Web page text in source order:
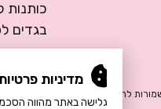
כותנות
בגדים
להרמוסה – הלבשה תחתונה
מדיניות
הגלישה באתר מהווה